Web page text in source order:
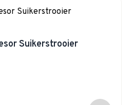
Suikerstrooier